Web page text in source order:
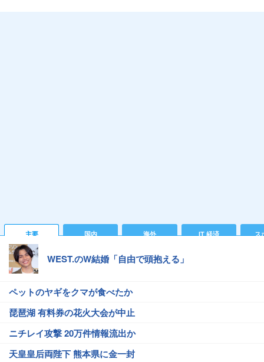
主要 国内 海外 IT 経済 ス
WEST.のW結婚「自由で頭抱える」
ペットのヤギをクマが食べたか
琵琶湖 有料券の花火大会が中止
ニチレイ攻撃 20万件情報流出か
天皇皇后両陛下 熊本県に金一封